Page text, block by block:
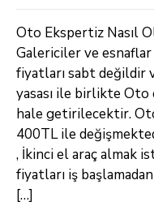
Oto Ekspertiz Nasıl
Galericiler ve
fiyatları sabt değildir
yasası ile birlikte
hale getirilecektir.
400TL ile
, İkinci el araç almak
fiyatları iş başlamadan
[…]